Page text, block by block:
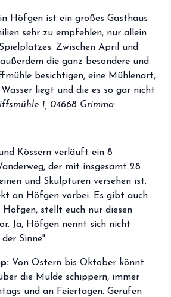
in Höfgen ist ein großes Gasthaus
sehr zu empfehlen, nur allein
Zwischen April und
die ganz besondere und
besichtigen, eine Mühlenart,
liegt und die es so gar nicht
1, 04668 Grimma
Kössern verläuft ein 8
der mit insgesamt 28
und Skulpturen versehen ist.
an Höfgen vorbei. Es gibt auch
stellt euch nur diesen
Ja, Höfgen nennt sich nicht
Sinne".
Von Ostern bis Oktober könnt
die Mulde schippern, immer
und an Feiertagen. Gerufen